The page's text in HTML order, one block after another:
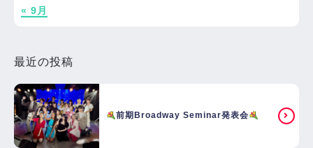
« 9月
最近の投稿
前期Broadway Seminar発表会